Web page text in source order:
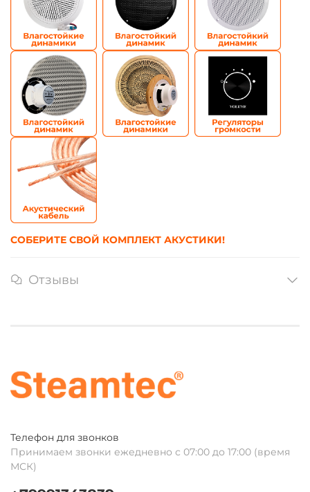
СОБЕРИТЕ СВОЙ КОМПЛЕКТ АКУСТИКИ!
Отзывы
Телефон для звонков
Принимаем звонки ежедневно с 07:00 до 17:00 (время
МСК)